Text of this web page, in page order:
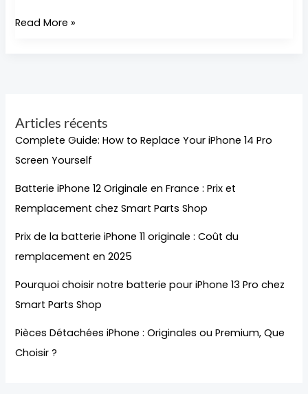
Read More »
Articles récents
Complete Guide: How to Replace Your iPhone 14 Pro
Screen Yourself
Batterie iPhone 12 Originale en France : Prix et
Remplacement chez Smart Parts Shop
Prix de la batterie iPhone 11 originale : Coût du
remplacement en 2025
Pourquoi choisir notre batterie pour iPhone 13 Pro chez
Smart Parts Shop
Pièces Détachées iPhone : Originales ou Premium, Que
Choisir ?